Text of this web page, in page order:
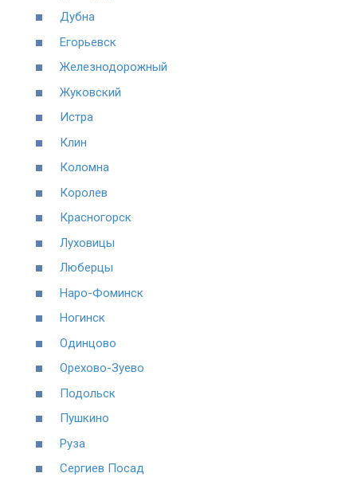
Дубна
Егорьевск
Железнодорожный
Жуковский
Истра
Клин
Коломна
Королев
Красногорск
Луховицы
Люберцы
Наро-Фоминск
Ногинск
Одинцово
Орехово-Зуево
Подольск
Пушкино
Руза
Сергиев Посад